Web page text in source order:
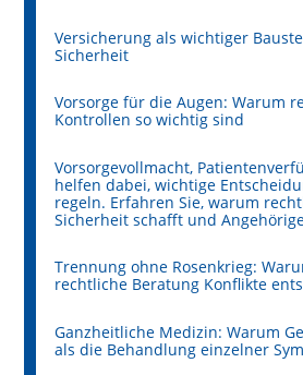
Versicherung als wichtiger
Sicherheit
Vorsorge für die Augen: Warum
Kontrollen so wichtig sind
Vorsorgevollmacht,
helfen dabei, wichtige
regeln. Erfahren Sie, warum
Sicherheit schafft und
Trennung ohne Rosenkrieg:
rechtliche Beratung Konflikte
Ganzheitliche Medizin: Warum
als die Behandlung einzelner